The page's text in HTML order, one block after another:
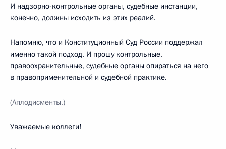
И надзорно-контрольные органы, судебные инстанции,
конечно, должны исходить из этих реалий.
Напомню, что и Конституционный Суд России поддержал
именно такой подход. И прошу контрольные,
правоохранительные, судебные органы опираться на него
в правоприменительной и судебной практике.
(Аплодисменты.)
Уважаемые коллеги!